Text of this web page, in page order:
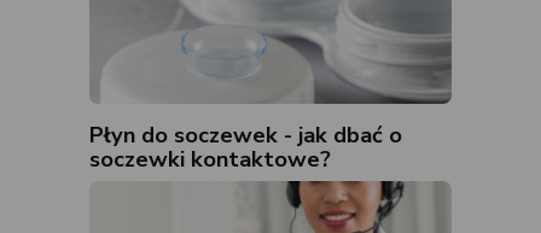
Płyn do soczewek - jak dbać o
soczewki kontaktowe?